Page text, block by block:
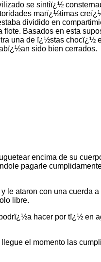
se sintiï¿½
marï¿½timas
dividido en
Basados en esta
una de ï¿½stas chocï¿½
sido bien cerrados.
encima de su
pagarle
le ataron con una
libre.
hacer por tï¿½ en
el momento las